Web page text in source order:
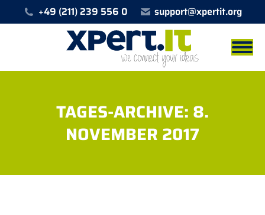
+49 (211) 239 556 0 support@xpertit.org
TAGES-ARCHIVE: 8.
NOVEMBER 2017